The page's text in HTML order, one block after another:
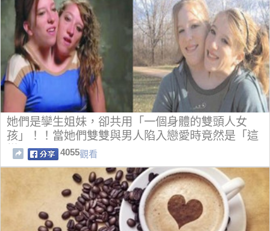
她們是孿生姐妹，卻共用「一個身體的雙頭人女
孩」！！當她們雙雙與男人陷入戀愛時竟然是「這
樣子」...！！
4055觀看